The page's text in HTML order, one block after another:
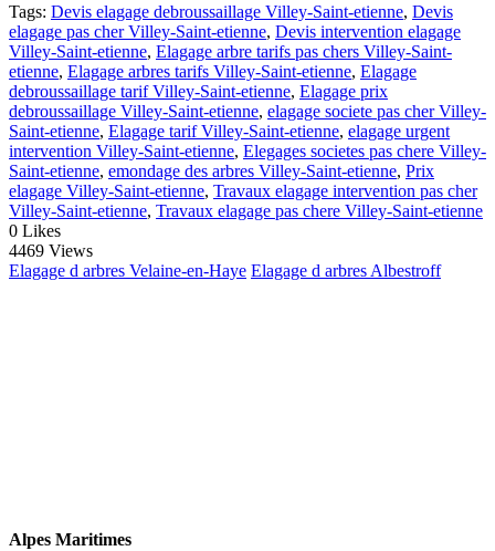
Tags: Devis elagage debroussaillage Villey-Saint-etienne, Devis
elagage pas cher Villey-Saint-etienne, Devis intervention elagage
Villey-Saint-etienne, Elagage arbre tarifs pas chers Villey-Saint-
etienne, Elagage arbres tarifs Villey-Saint-etienne, Elagage
debroussaillage tarif Villey-Saint-etienne, Elagage prix
debroussaillage Villey-Saint-etienne, elagage societe pas cher Villey-
Saint-etienne, Elagage tarif Villey-Saint-etienne, elagage urgent
intervention Villey-Saint-etienne, Elegages societes pas chere Villey-
Saint-etienne, emondage des arbres Villey-Saint-etienne, Prix
elagage Villey-Saint-etienne, Travaux elagage intervention pas cher
Villey-Saint-etienne, Travaux elagage pas chere Villey-Saint-etienne
0 Likes
4469 Views
Elagage d arbres Velaine-en-Haye Elagage d arbres Albestroff
Alpes Maritimes